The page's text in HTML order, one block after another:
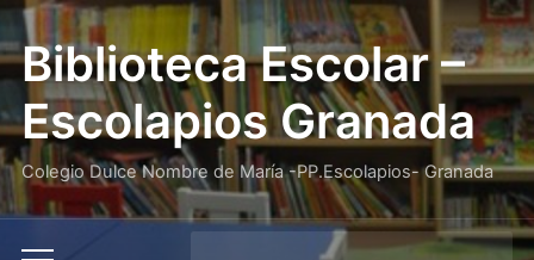
Biblioteca Escolar –
Escolapios Granada
Colegio Dulce Nombre de María -PP.Escolapios- Granada